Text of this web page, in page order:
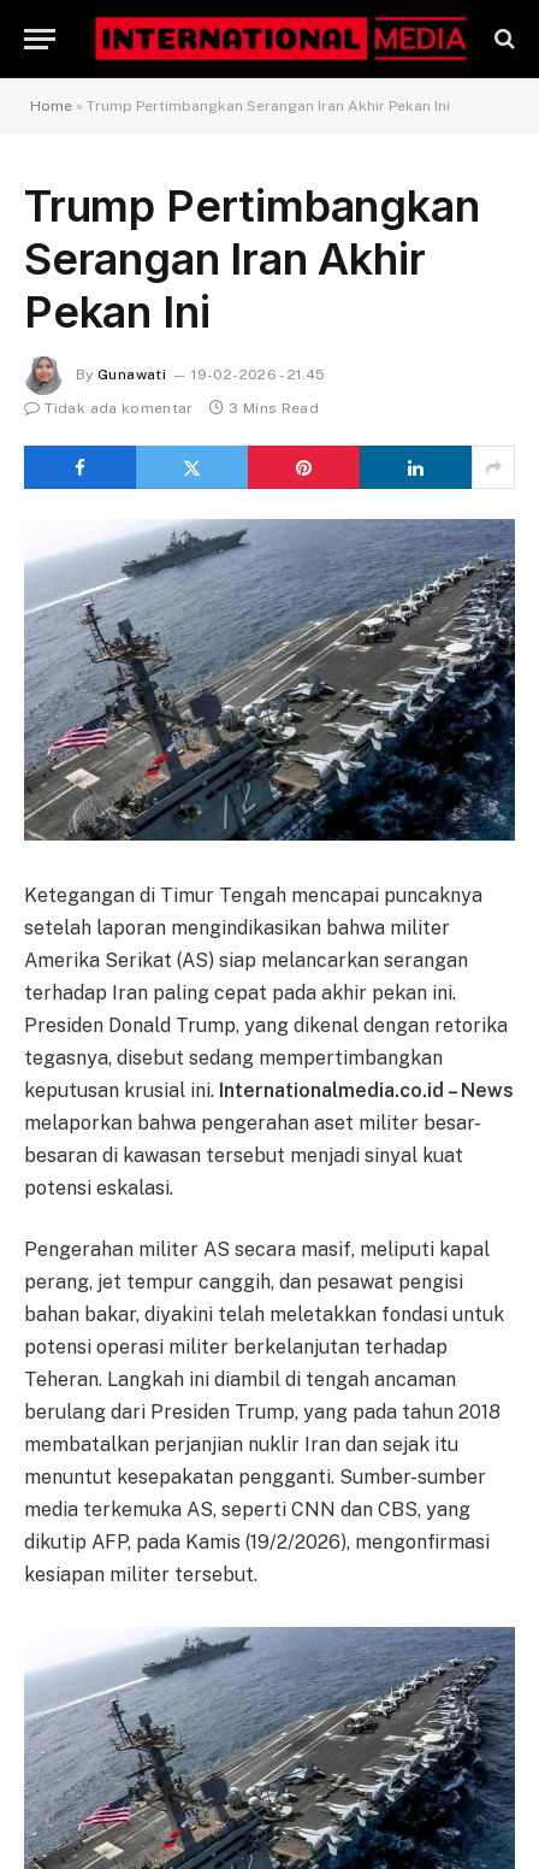
Home » Trump Pertimbangkan Serangan Iran Akhir Pekan Ini
Trump Pertimbangkan
Serangan Iran Akhir
Pekan Ini
By Gunawati
19-02-2026 - 21.45
Tidak ada komentar
3 Mins Read
Ketegangan di Timur Tengah mencapai puncaknya
setelah laporan mengindikasikan bahwa militer
Amerika Serikat (AS) siap melancarkan serangan
terhadap Iran paling cepat pada akhir pekan ini.
Presiden Donald Trump, yang dikenal dengan retorika
tegasnya, disebut sedang mempertimbangkan
keputusan krusial ini. Internationalmedia.co.id – News
melaporkan bahwa pengerahan aset militer besar-
besaran di kawasan tersebut menjadi sinyal kuat
potensi eskalasi.
Pengerahan militer AS secara masif, meliputi kapal
perang, jet tempur canggih, dan pesawat pengisi
bahan bakar, diyakini telah meletakkan fondasi untuk
potensi operasi militer berkelanjutan terhadap
Teheran. Langkah ini diambil di tengah ancaman
berulang dari Presiden Trump, yang pada tahun 2018
membatalkan perjanjian nuklir Iran dan sejak itu
menuntut kesepakatan pengganti. Sumber-sumber
media terkemuka AS, seperti CNN dan CBS, yang
dikutip AFP, pada Kamis (19/2/2026), mengonfirmasi
kesiapan militer tersebut.